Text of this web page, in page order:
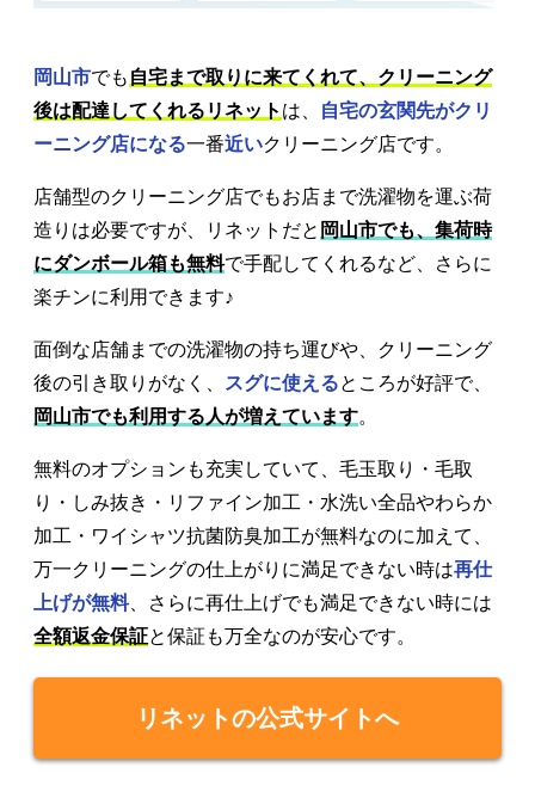
岡山市でも 自宅まで取りに来てくれて、クリーニング
後は配達してくれるリネット は、
自宅の玄関先がクリ
ーニング店になる一番近いクリーニング店です。
店舗型のクリーニング店でもお店まで洗濯物を運ぶ荷
造りは必要ですが、リネットだと 岡山市でも、集荷時
にダンボール箱も無料で手配してくれるなど、さらに
楽チンに利用できます♪
面倒な店舗までの洗濯物の持ち運びや、クリーニング
後の引き取りがなく、
スグに使えるところが好評で、
岡山市でも利用する人が増えています。
無料のオプションも充実していて、毛玉取り・毛取
り・しみ抜き・リファイン加工・水洗い全品やわらか
加工・ワイシャツ抗菌防臭加工が無料なのに加えて、
万一クリーニングの仕上がりに満足できない時は再仕
上げが無料、さらに再仕上げでも満足できない時には
全額返金保証と保証も万全なのが安心です。
リネットの公式サイトへ